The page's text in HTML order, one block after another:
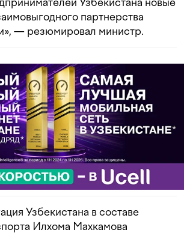
партнерства
— резюмировал министр.
Узбекистана в составе
Илхома Махкамова